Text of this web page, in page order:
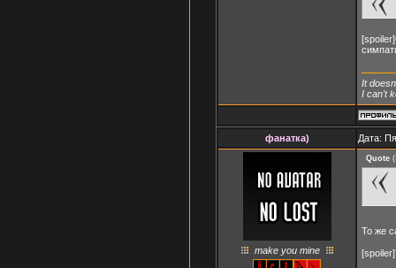
It
I can't
фанатка) Дата:
make you mine
Quote (
То же